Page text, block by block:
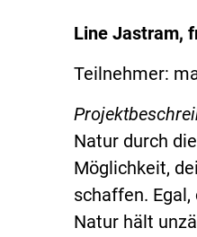
Line Jastram,
Teilnehmer:
Natur durch
Möglichkeit,
schaffen.
Natur hält